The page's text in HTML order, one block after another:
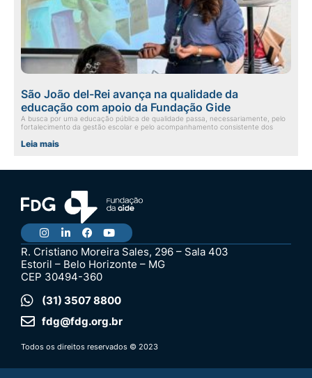
São João del-Rei avança na qualidade da
educação com apoio da Fundação Gide
A busca por uma educação pública de qualidade passa, necessariamente, pelo
fortalecimento da gestão escolar e pelo acompanhamento consistente dos
Leia mais
R. Cristiano Moreira Sales, 296 – Sala 403
Estoril – Belo Horizonte – MG
CEP 30494-360
(31) 3507 8800
fdg@fdg.org.br
Todos os direitos reservados © 2023